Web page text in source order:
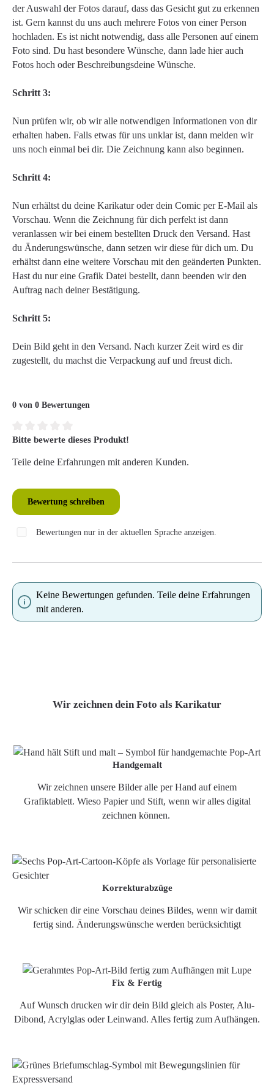
der Auswahl der Fotos darauf, dass das Gesicht gut zu erkennen
ist. Gern kannst du uns auch mehrere Fotos von einer Person
hochladen. Es ist nicht notwendig, dass alle Personen auf einem
Foto sind. Du hast besondere Wünsche, dann lade hier auch
Fotos hoch oder Beschreibungsdeine Wünsche.
Schritt 3:
Nun prüfen wir, ob wir alle notwendigen Informationen von dir
erhalten haben. Falls etwas für uns unklar ist, dann melden wir
uns noch einmal bei dir. Die Zeichnung kann also beginnen.
Schritt 4:
Nun erhältst du deine Karikatur oder dein Comic per E-Mail als
Vorschau. Wenn die Zeichnung für dich perfekt ist dann
veranlassen wir bei einem bestellten Druck den Versand. Hast
du Änderungswünsche, dann setzen wir diese für dich um. Du
erhältst dann eine weitere Vorschau mit den geänderten Punkten.
Hast du nur eine Grafik Datei bestellt, dann beenden wir den
Auftrag nach deiner Bestätigung.
Schritt 5:
Dein Bild geht in den Versand. Nach kurzer Zeit wird es dir
zugestellt, du machst die Verpackung auf und freust dich.
0 von 0 Bewertungen
Durchschnittliche Bewertung von 0 von 5 Sternen
Bitte bewerte dieses Produkt!
Teile deine Erfahrungen mit anderen Kunden.
Bewertung schreiben
Bewertungen nur in der aktuellen Sprache anzeigen.
Keine Bewertungen gefunden. Teile deine Erfahrungen
mit anderen.
Wir zeichnen dein Foto als Karikatur
Handgemalt
Wir zeichnen unsere Bilder alle per Hand auf einem
Grafiktablett. Wieso Papier und Stift, wenn wir alles digital
zeichnen können.
Korrekturabzüge
Wir schicken dir eine Vorschau deines Bildes, wenn wir damit
fertig sind. Änderungswünsche werden berücksichtigt
Fix & Fertig
Auf Wunsch drucken wir dir dein Bild gleich als Poster, Alu-
Dibond, Acrylglas oder Leinwand. Alles fertig zum Aufhängen.